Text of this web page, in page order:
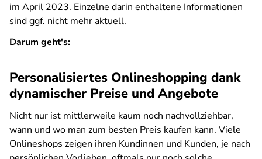
im April 2023. Einzelne darin enthaltene Informationen
sind ggf. nicht mehr aktuell.
Darum geht's:
Personalisiertes Onlineshopping dank
dynamischer Preise und Angebote
Nicht nur ist mittlerweile kaum noch nachvollziehbar,
wann und wo man zum besten Preis kaufen kann. Viele
Onlineshops zeigen ihren Kundinnen und Kunden, je nach